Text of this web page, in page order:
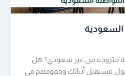
السعودية
متزوجة من غير سعودي؟ هل
مستقبل أبنائك وحقوقهم في